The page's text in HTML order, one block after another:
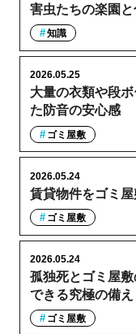
害虫たちの楽園
知識
大量の衣類や段
た防音の安心感
2026.05.25
ゴミ屋敷
賃貸物件をゴミ
2026.05.24
ゴミ屋敷
孤独死とゴミ屋
できる究極の備え
2026.05.24
ゴミ屋敷